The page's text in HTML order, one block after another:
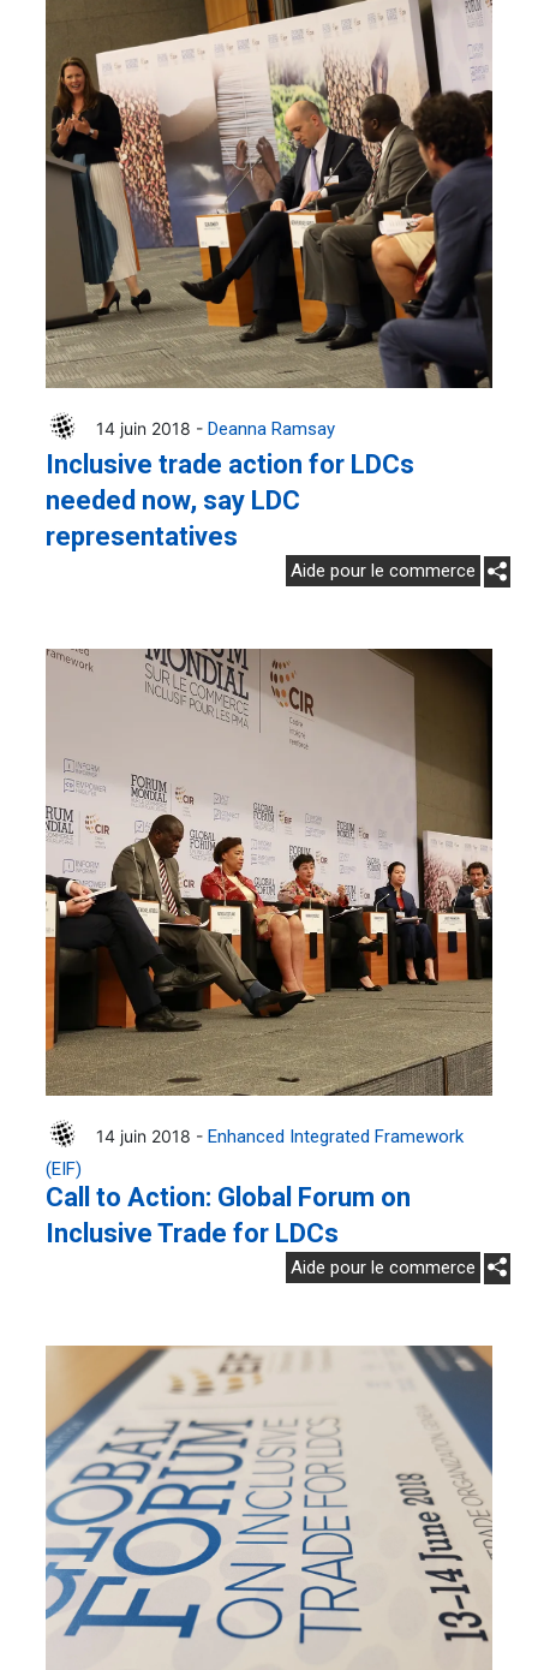
14 juin 2018 - Deanna Ramsay
Inclusive trade action for LDCs
needed now, say LDC
representatives
Aide pour le commerce
14 juin 2018 - Enhanced Integrated Framework
(EIF)
Call to Action: Global Forum on
Inclusive Trade for LDCs
Aide pour le commerce